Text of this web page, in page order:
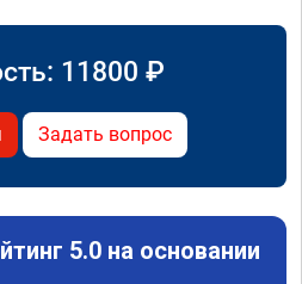
11800 ₽
Задать вопрос
5.0 на основании